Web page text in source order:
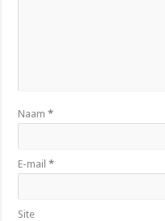
Naam*
E-mail*
Site